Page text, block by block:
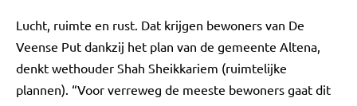
Lucht, ruimte en rust. Dat krijgen bewoners van De
Veense Put dankzij het plan van de gemeente Altena,
denkt wethouder Shah Sheikkariem (ruimtelijke
plannen). “Voor verreweg de meeste bewoners gaat dit